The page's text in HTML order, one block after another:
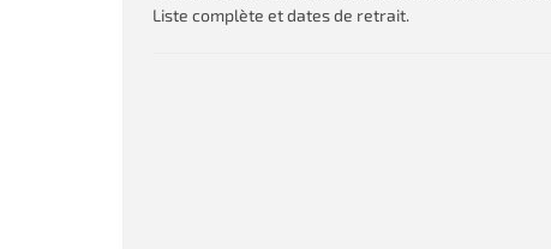
Liste complète et dates de retrait.